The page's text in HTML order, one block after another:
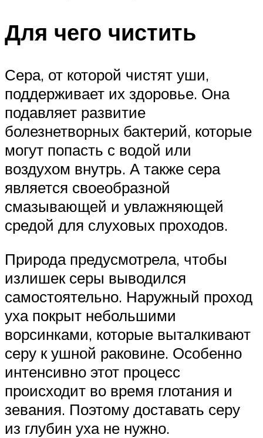
Для чего чистить
Сера, от которой чистят уши,
поддерживает их здоровье. Она
подавляет развитие
болезнетворных бактерий, которые
могут попасть с водой или
воздухом внутрь. А также сера
является своеобразной
смазывающей и увлажняющей
средой для слуховых проходов.
Природа предусмотрела, чтобы
излишек серы выводился
самостоятельно. Наружный проход
уха покрыт небольшими
ворсинками, которые выталкивают
серу к ушной раковине. Особенно
интенсивно этот процесс
происходит во время глотания и
зевания. Поэтому доставать серу
из глубин уха не нужно.